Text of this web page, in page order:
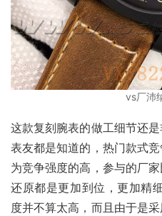
vs厂沛
这款复刻腕表的做工细节还
表友都是知道的，热门款式
为竞争强度的高，参与的厂
还原都是更加到位，更加精
度并不算太高，而且由于是